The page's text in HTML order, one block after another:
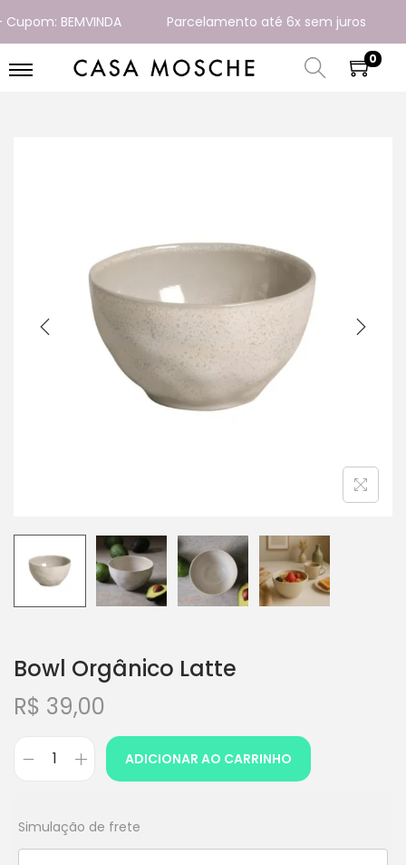
BEMVINDA Parcelamento até 6x sem juros
0
Bowl Orgânico Latte
R$ 39,00
ADICIONAR AO CARRINHO
Simulação de frete